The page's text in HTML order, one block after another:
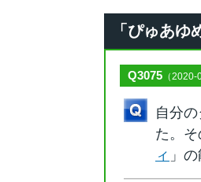
「ぴゅあ
Q3075 （2020-
自分
た。
ィ 」